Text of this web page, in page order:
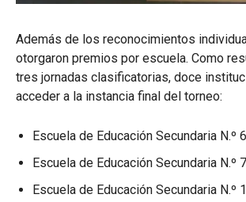
Además de los reconocimientos
otorgaron premios por escuela. Como
tres jornadas clasificatorias, doce
acceder a la instancia final del torneo:
Escuela de Educación Secundaria N.º 6
Escuela de Educación Secundaria N.º 7
Escuela de Educación Secundaria N.º